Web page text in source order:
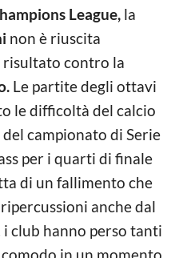
League, la
non è riuscita
risultato contro la
Le partite degli ottavi
le difficoltà del calcio
campionato di Serie
per i quarti di finale
di un fallimento che
anche dal
club hanno perso tanti
in un momento